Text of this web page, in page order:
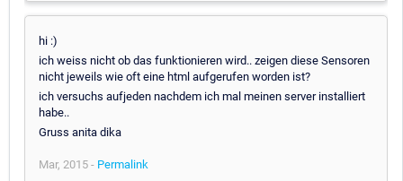
hi :)
ich weiss nicht ob das funktionieren wird.. zeigen diese Sensoren
nicht jeweils wie oft eine html aufgerufen worden ist?
ich versuchs aufjeden nachdem ich mal meinen server installiert
habe..
Gruss anita dika
Mar, 2015 - Permalink